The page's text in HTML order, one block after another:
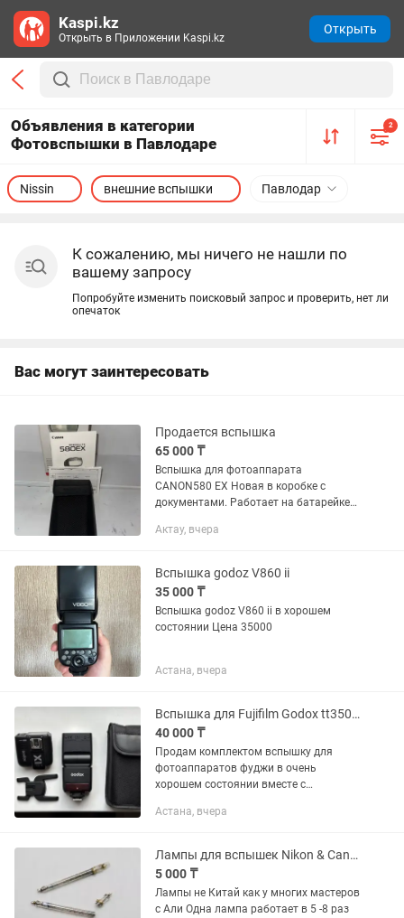
Объявления в категории
Фотовспышки в Павлодаре
2
Павлодар
Nissin внешние вспышки
К сожалению, мы ничего не нашли по
вашему запросу
Попробуйте изменить поисковый запрос и проверить, нет ли
опечаток
Вас могут заинтересовать
Продается вспышка
65 000 ₸
Вспышка для фотоаппарата
CANON580 EX Новая в коробке с
документами. Работает на батарейке
Актау, вчера
Вспышка godoz V860 ii
35 000 ₸
Вспышка godoz V860 ii в хорошем
состоянии Цена 35000
Астана, вчера
Вспышка для Fujifilm Godox tt350 с синхронизатором x1tf
40 000 ₸
Продам комплектом вспышку для
фотоаппаратов фуджи в очень
хорошем состоянии вместе с
пальчиковых батареек. Бонусом отдам
профессиональных...
Астана, вчера
Лампы для вспышек Nikon & Canon Лампы не Китай
5 000 ₸
Лампы не Китай как у многих мастеров
с Али Одна лампа работает в 5 -8 раз
Kaspi.kz
Открыть в Приложении Kaspi.kz
Открыть